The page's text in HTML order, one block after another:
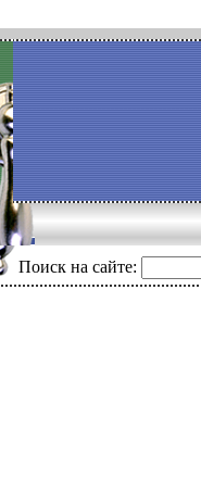
Поиск на сайте: